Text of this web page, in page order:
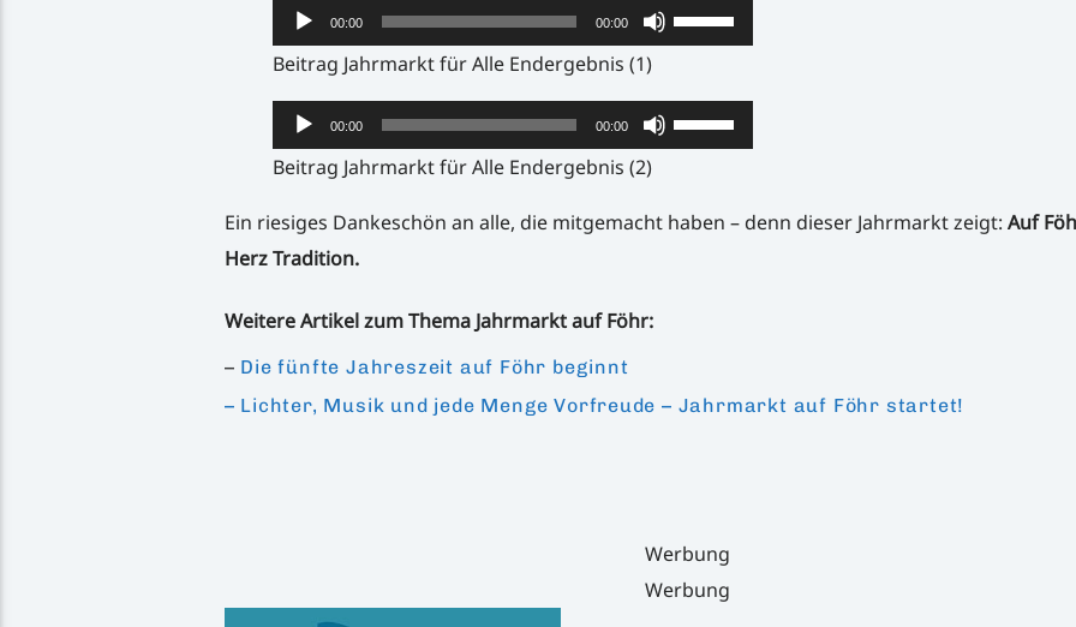
Audio-
Player
00:00 00:00
Pfeiltasten
Hoch/Runter
um
zu
Beitrag Jahrmarkt für Alle Endergebnis (1)
Audio-
Player
00:00 00:00
Pfeiltasten
Hoch/Runter
um
Beitrag Jahrmarkt für Alle Endergebnis (2)
Ein riesiges Dankeschön an alle, die mitgemacht haben – denn dieser Jahrmarkt zeigt: Auf
Herz Tradition.
Weitere Artikel zum Thema Jahrmarkt auf Föhr:
– Die fünfte Jahreszeit auf Föhr beginnt
– Lichter, Musik und jede Menge Vorfreude – Jahrmarkt auf Föhr startet!
Werbung
Werbung